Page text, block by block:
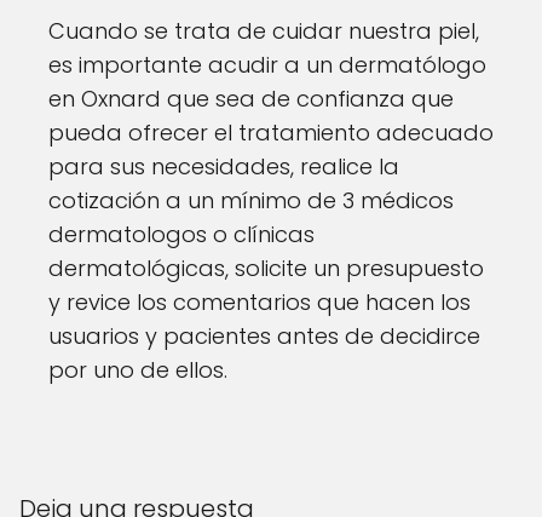
Cuando se trata de cuidar nuestra piel,
es importante acudir a un dermatólogo
en Oxnard que sea de confianza que
pueda ofrecer el tratamiento adecuado
para sus necesidades, realice la
cotización a un mínimo de 3 médicos
dermatologos o clínicas
dermatológicas, solicite un presupuesto
y revice los comentarios que hacen los
usuarios y pacientes antes de decidirce
por uno de ellos.
Deja una respuesta